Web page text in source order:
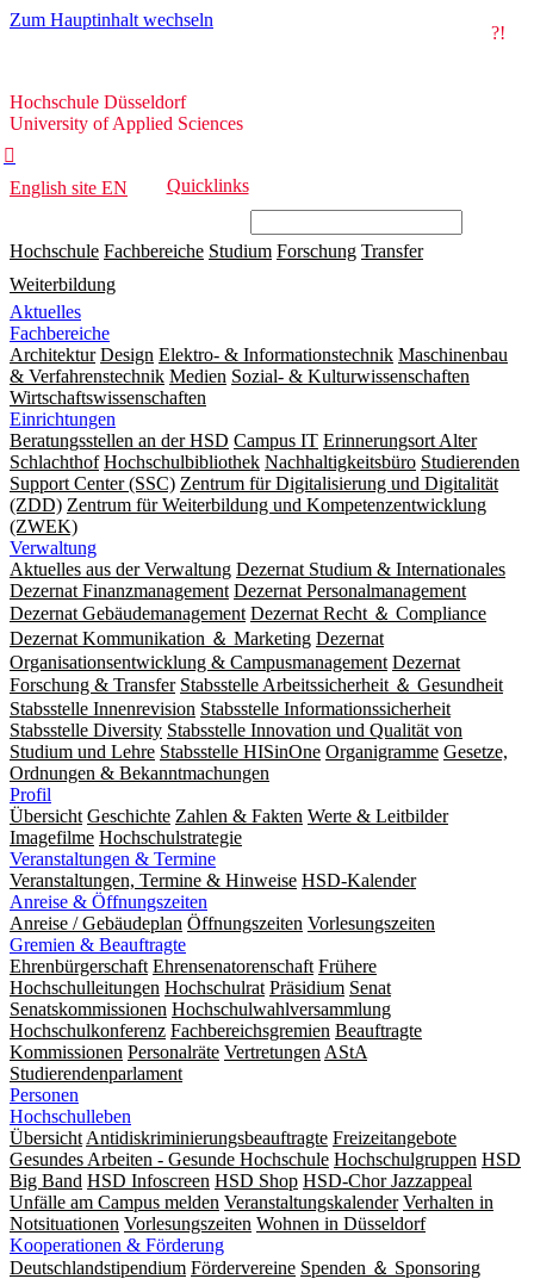
Zum Hauptinhalt wechseln
?!
Hochschule
Düsseldorf
Hochschule Düsseldorf
University of Applied Sciences

English site EN Quicklinks
Hochschule Fachbereiche Studium Forschung Transfer
Weiterbildung
Aktuelles
Fachbereiche
Architektur Design Elektro- & Informationstechnik Maschinenbau
& Verfahrenstechnik Medien Sozial- & Kulturwissenschaften
Wirtschaftswissenschaften
Einrichtungen
Beratungsstellen an der HSD Campus IT Erinnerungsort Alter
Schlachthof Hochschulbibliothek Nachhaltigkeitsbüro Studierenden
Support Center (SSC) Zentrum für Digitalisierung und Digitalität
(ZDD) Zentrum für Weiterbildung und Kompetenzentwicklung
(ZWEK)
Verwaltung
Aktuelles aus der Verwaltung Dezernat Studium & Internationales
Dezernat Finanzmanagement Dezernat Personalmanagement
Dezernat Gebäudemanagement Dezernat Recht ＆ Compliance
Dezernat Kommunikation ＆ Marketing Dezernat
Organisationsentwicklung & Campusmanagement Dezernat
Forschung & Transfer Stabsstelle Arbeitssicherheit ＆ Gesundheit
Stabsstelle Innenrevision Stabsstelle In­for­ma­ti­ons­sicher­heit
Stabsstelle Diversity Stabsstelle Innovation und Qualität von
Studium und Lehre Stabsstelle HISinOne Organigramme Gesetze,
Ordnungen & Bekanntmachungen
Profil
Übersicht Geschichte Zahlen & Fakten Werte & Leitbilder
Imagefilme Hochschulstrategie
Veranstaltungen & Termine
Veranstaltungen, Termine & Hinweise HSD-Kalender
Anreise & Öffnungszeiten
Anreise / Gebäudeplan Öffnungszeiten Vorlesungszeiten
Gremien & Beauftragte
Ehrenbürgerschaft Ehrensenatorenschaft Frühere
Hochschulleitungen Hochschulrat Präsidium Senat
Senatskommissionen Hochschulwahlversammlung
Hochschulkonferenz Fachbereichsgremien Beauftragte
Kommissionen Personalräte Vertretungen AStA
Studierendenparlament
Personen
Hochschulleben
Übersicht Antidiskriminierungsbeauftragte Freizeitangebote
Gesundes Arbeiten - Gesunde Hochschule Hochschulgruppen HSD
Big Band HSD Infoscreen HSD Shop HSD-Chor Jazzappeal
Unfälle am Campus melden Veranstaltungskalender Verhalten in
Notsituationen Vorlesungszeiten Wohnen in Düsseldorf
Kooperationen & Förderung
Deutschlandstipendium Fördervereine Spenden ＆ Sponsoring